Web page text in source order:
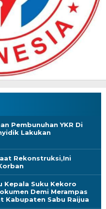
Pembunuhan YKR Di
Lakukan
Rekonstruksi,Ini
Kepala Suku Kekoro
Demi Merampas
Kabupaten Sabu Raijua